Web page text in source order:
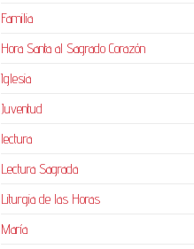
Familia
Hora Santa al Sagrado Corazón
Iglesia
Juventud
lectura
Lectura Sagrada
Liturgia de las Horas
María